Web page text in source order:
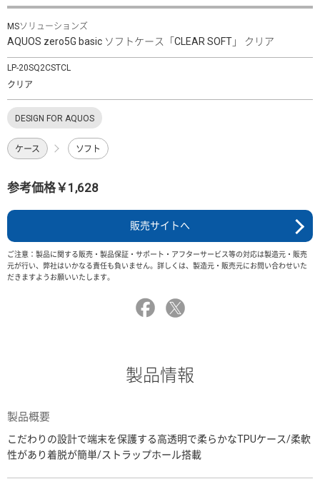
MSソリューションズ
AQUOS zero5G basic ソフトケース「CLEAR SOFT」 クリア
LP-20SQ2CSTCL
クリア
DESIGN FOR AQUOS
ケース ソフト
参考価格￥1,628
販売サイトへ
ご注意：製品に関する販売・製品保証・サポート・アフターサービス等の対応は製造元・販売
元が行い、弊社はいかなる責任も負いません。詳しくは、製造元・販売元にお問い合わせいた
だきますようお願いいたします。
製品情報
製品概要
こだわりの設計で端末を保護する高透明で柔らかなTPUケース/柔軟
性があり着脱が簡単/ストラップホール搭載